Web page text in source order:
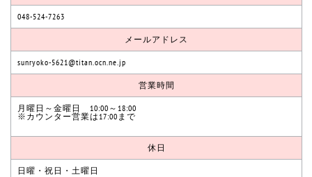
048-524-7263
メールアドレス
sunryoko-5621@titan.ocn.ne.jp
営業時間
月曜日～金曜日 10:00～18:00
※カウンター営業は17:00まで
休日
日曜・祝日・土曜日